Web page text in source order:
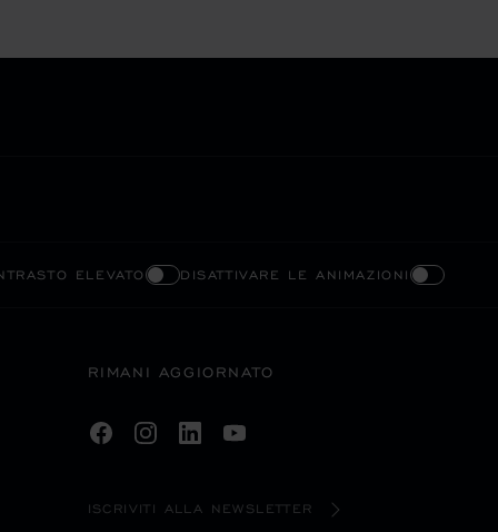
ELEVATO DISATTIVARE LE ANIMAZIONI
RIMANI AGGIORNATO
ISCRIVITI ALLA NEWSLETTER